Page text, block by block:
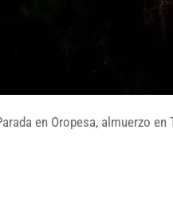
en Oropesa, almuerzo